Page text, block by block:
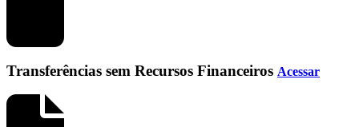
Transferências sem Recursos Financeiros Acessar